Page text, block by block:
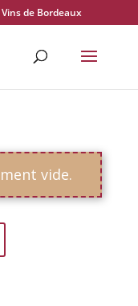
de Bordeaux
vide.